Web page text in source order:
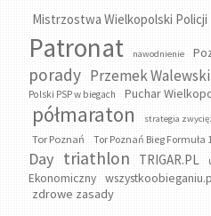
Mistrzostwa Wielkopolski Policji
Patronat
nawodnienie
porady Przemek Walewski
Polski PSP w biegach
Puchar
półmaraton strategia
Tor Poznań Tor Poznań Bieg Formuła
Day triathlon TRIGAR.PL
Ekonomiczny
zdrowe zasady